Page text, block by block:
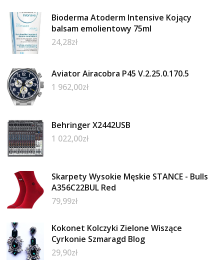
Bioderma Atoderm Intensive Kojący
balsam emolientowy 75ml
24,28zł
Aviator Airacobra P45 V.2.25.0.170.5
1 962,00zł
Behringer X2442USB
1 022,00zł
Skarpety Wysokie Męskie STANCE - Bulls
A356C22BUL Red
79,99zł
Kokonet Kolczyki Zielone Wiszące
Cyrkonie Szmaragd Blog
29,90zł